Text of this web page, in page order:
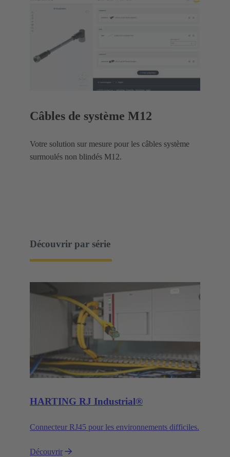
Câbles de système M12
Votre solution sur mesure pour les câbles système
surmoulés non blindés M12.
Découvrir par série
HARTING RJ Industrial®
Connecteur RJ45 pour les environnements difficiles.
Découvrir